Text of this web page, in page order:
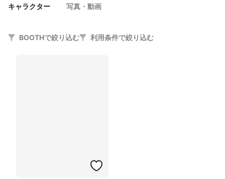
キャラクター 写真・動画
BOOTHで絞り込む 利用条件で絞り込む